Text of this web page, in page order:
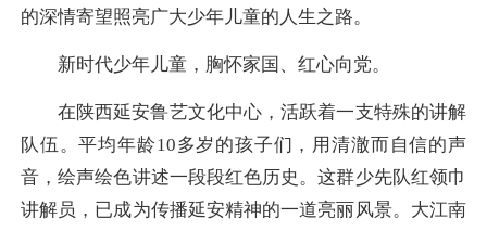
的深情寄望照亮广大少年儿童的人生之路。
新时代少年儿童，胸怀家国、红心向党。
在陕西延安鲁艺文化中心，活跃着一支特殊的讲解
队伍。平均年龄10多岁的孩子们，用清澈而自信的声
音，绘声绘色讲述一段段红色历史。这群少先队红领巾
讲解员，已成为传播延安精神的一道亮丽风景。大江南